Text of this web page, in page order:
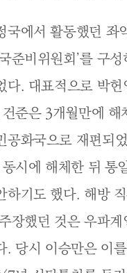
국에서 활동했던 좌
준비위원회’를 구성
다. 대표적으로 박
준은 3개월만에 해
공화국으로 재편되
시에 해체한 뒤 통
하기도 했다. 해방
장했던 것은 우파계
. 당시 이승만은 이